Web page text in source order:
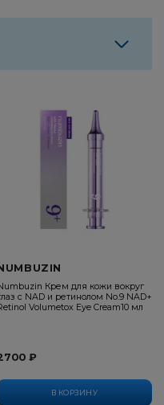
В КОРЗИНУ
Крем для кожи вокруг
с NAD и ретинолом No.9 NAD+
Volumetox Eye Cream10 мл
₽